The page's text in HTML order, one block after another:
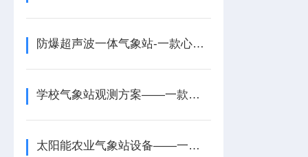
防爆超声波一体气象站-一款心服口服的化工厂防爆气象站生产厂家2025+派+送
学校气象站观测方案——一款实践数据支撑的学校安装气象站2026+派+送
太阳能农业气象站设备——一款不间断工作的综合农业气象站2026+派+送